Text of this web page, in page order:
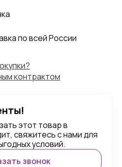
по всей России
контрактом
этот товар в
свяжитесь с нами для
условий.
звонок